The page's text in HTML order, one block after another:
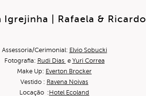
Igrejinha | Rafaela & Ricardo
Assessoria/Cerimonial: Elvio Sobucki
Fotografia: Rudi Dias e Yuri Correa
Make Up: Everton Brocker
Vestido : Ravena Noivas
Locação : Hotel Ecoland